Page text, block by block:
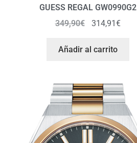
GUESS REGAL GW0990G2
349,90€ 314,91€
Añadir al carrito